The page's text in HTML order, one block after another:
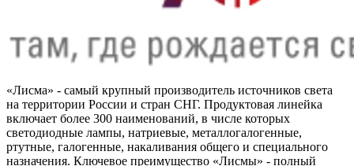
«Лисма» - самый крупный производитель источников света
на территории России и стран СНГ. Продуктовая линейка
включает более 300 наименований, в числе которых
светодиодные лампы, натриевые, металлогалогенные,
ртутные, галогенные, накаливания общего и специального
назначения. Ключевое преимущество «Лисмы» - полный